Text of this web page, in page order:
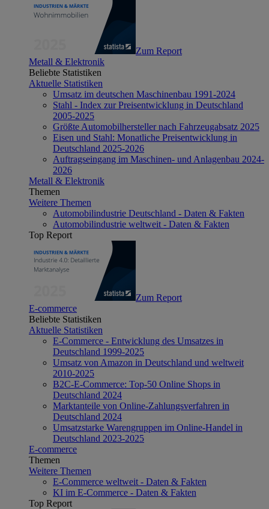
Zum Report
Metall & Elektronik
Beliebte Statistiken
Aktuelle Statistiken
Umsatz im deutschen Maschinenbau 1991-2024
Stahl - Index zur Preisentwicklung in Deutschland
2005-2025
Größte Automobilhersteller nach Fahrzeugabsatz 2025
Eisen und Stahl: Monatliche Preisentwicklung in
Deutschland 2025-2026
Auftragseingang im Maschinen- und Anlagenbau 2024-
2026
Metall & Elektronik
Themen
Weitere Themen
Automobilindustrie Deutschland - Daten & Fakten
Automobilindustrie weltweit - Daten & Fakten
Top Report
Zum Report
E-commerce
Beliebte Statistiken
Aktuelle Statistiken
E-Commerce - Entwicklung des Umsatzes in
Deutschland 1999-2025
Umsatz von Amazon in Deutschland und weltweit
2010-2025
B2C-E-Commerce: Top-50 Online Shops in
Deutschland 2024
Marktanteile von Online-Zahlungsverfahren in
Deutschland 2024
Umsatzstarke Warengruppen im Online-Handel in
Deutschland 2023-2025
E-commerce
Themen
Weitere Themen
E-Commerce weltweit - Daten & Fakten
KI im E-Commerce - Daten & Fakten
Top Report